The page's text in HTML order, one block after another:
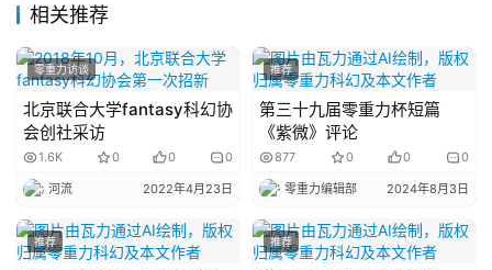
题
科
幻
小
说
库
相关推荐
零重力访谈
北京联合大学fantasy科幻协
会创社采访
1.6K 0 0 0
河流 2022年4月23日
推荐
第三十九届零重力杯短篇
《紫微》评论
877 0 0 0
零重力编辑部 2024年8月3日
推荐 推荐